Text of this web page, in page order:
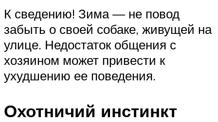
К сведению! Зима — не повод
забыть о своей собаке, живущей на
улице. Недостаток общения с
хозяином может привести к
ухудшению ее поведения.
Охотничий инстинкт